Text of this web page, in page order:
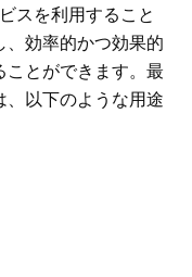
スを利用すること
効率的かつ効果的
ことができます。最
以下のような用途